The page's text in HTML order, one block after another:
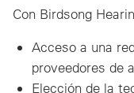
Con Birdsong
Acceso a una
proveedores de
Elección de la